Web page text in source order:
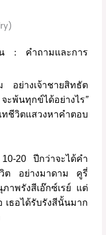
น : คำถามและการ
อย่างเจ้าชายสิทธัต
จะพ้นทุกข์ได้อย่างไร”
ชีวิตแสวงหาคำตอบ
10-20 ปีกว่าจะได้คำ
ต อย่างมาดาม
คูรี่
าพรังสีเอ๊กซ์เรย์
แต่
เธอได้รับรังสีนั้นมาก